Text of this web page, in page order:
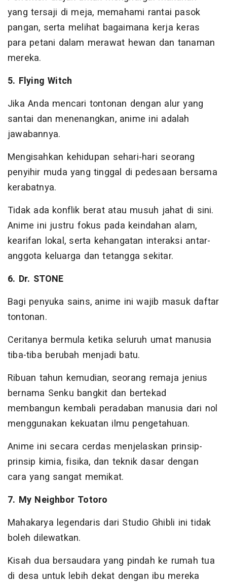
yang tersaji di meja, memahami rantai pasok
pangan, serta melihat bagaimana kerja keras
para petani dalam merawat hewan dan tanaman
mereka.
5. Flying Witch
Jika Anda mencari tontonan dengan alur yang
santai dan menenangkan, anime ini adalah
jawabannya.
Mengisahkan kehidupan sehari-hari seorang
penyihir muda yang tinggal di pedesaan bersama
kerabatnya.
Tidak ada konflik berat atau musuh jahat di sini.
Anime ini justru fokus pada keindahan alam,
kearifan lokal, serta kehangatan interaksi antar-
anggota keluarga dan tetangga sekitar.
6. Dr. STONE
Bagi penyuka sains, anime ini wajib masuk daftar
tontonan.
Ceritanya bermula ketika seluruh umat manusia
tiba-tiba berubah menjadi batu.
Ribuan tahun kemudian, seorang remaja jenius
bernama Senku bangkit dan bertekad
membangun kembali peradaban manusia dari nol
menggunakan kekuatan ilmu pengetahuan.
Anime ini secara cerdas menjelaskan prinsip-
prinsip kimia, fisika, dan teknik dasar dengan
cara yang sangat memikat.
7. My Neighbor Totoro
Mahakarya legendaris dari Studio Ghibli ini tidak
boleh dilewatkan.
Kisah dua bersaudara yang pindah ke rumah tua
di desa untuk lebih dekat dengan ibu mereka